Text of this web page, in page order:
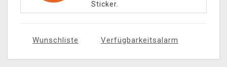
Sticker.
Wunschliste Verfügbarkeitsalarm